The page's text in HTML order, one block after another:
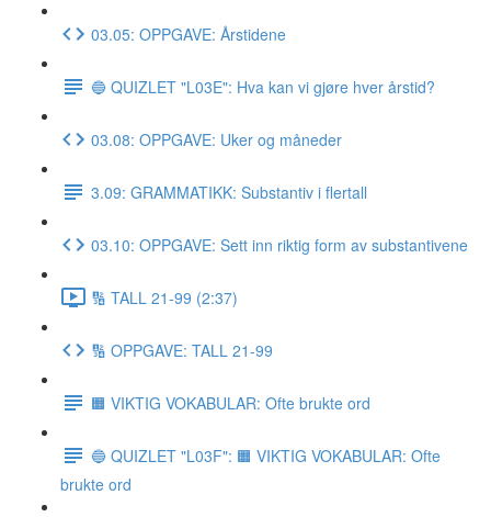
03.05: OPPGAVE: Årstidene
🔵 QUIZLET "L03E": Hva kan vi gjøre hver årstid?
03.08: OPPGAVE: Uker og måneder
3.09: GRAMMATIKK: Substantiv i flertall
03.10: OPPGAVE: Sett inn riktig form av substantivene
🔢 TALL 21-99 (2:37)
🔢 OPPGAVE: TALL 21-99
🟧 VIKTIG VOKABULAR: Ofte brukte ord
🔵 QUIZLET "L03F": 🟧 VIKTIG VOKABULAR: Ofte
brukte ord